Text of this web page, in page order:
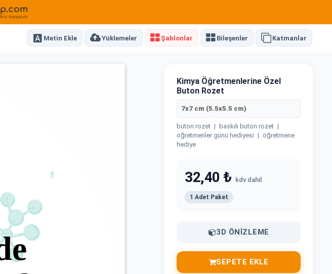
Metin Ekle Yüklemeler Şablonlar Bileşenler Katmanlar
Kimya Öğretmenlerine Özel
Buton Rozet
7x7 cm (5.5x5.5 cm)
buton rozet | baskılı buton rozet |
öğretmenler günü hediyesi | öğretmene
hediye
32,40 ₺ kdv dahil
1 Adet Paket
3D ÖNIZLEME
SEPETE EKLE